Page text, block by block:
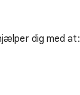
dig med at: